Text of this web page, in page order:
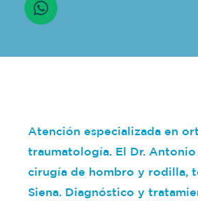
Atención especializada en
traumatología. El Dr.
cirugía de hombro y rodilla,
Siena. Diagnóstico y